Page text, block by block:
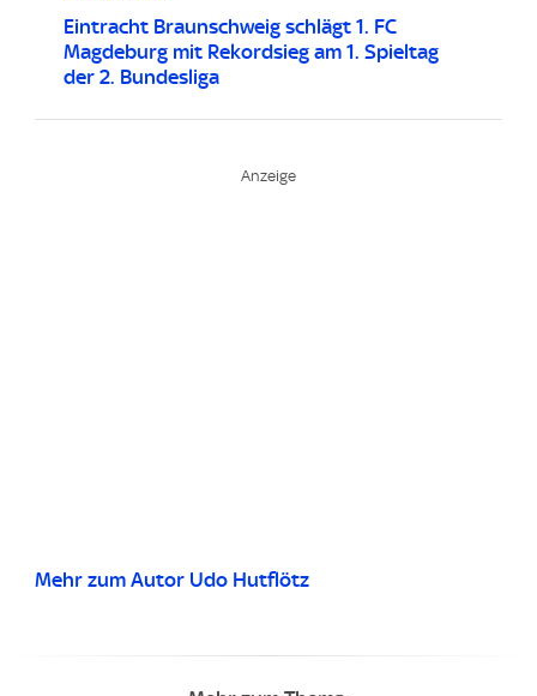
Eintracht Braunschweig schlägt 1. FC
Magdeburg mit Rekordsieg am 1. Spieltag
der 2. Bundesliga
Mehr zum Autor Udo Hutflötz